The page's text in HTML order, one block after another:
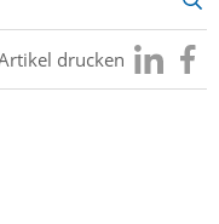
drucken Besuchen
Sie
Sie